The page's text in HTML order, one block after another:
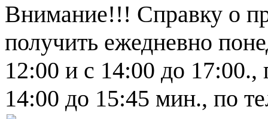
Внимание!!! Справку о
получить ежедневно
12:00 и с 14:00 до 17:00.,
14:00 до 15:45 мин., по